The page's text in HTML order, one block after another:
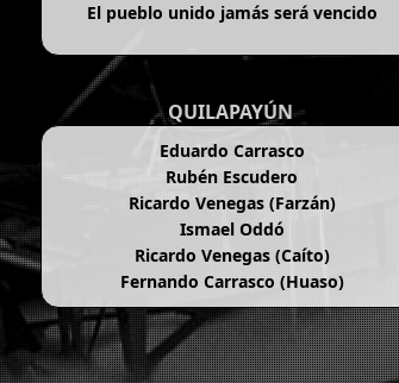
El pueblo unido jamás será vencido
QUILAPAYÚN
Eduardo Carrasco
Rubén Escudero
Ricardo Venegas (Farzán)
Ismael Oddó
Ricardo Venegas (Caíto)
Fernando Carrasco (Huaso)